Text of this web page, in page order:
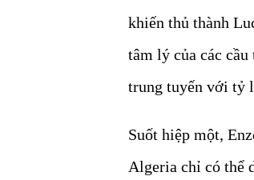
khiến thủ thành
tâm lý của các
trung tuyến với tỷ
Suốt hiệp một,
Algeria chỉ có thể